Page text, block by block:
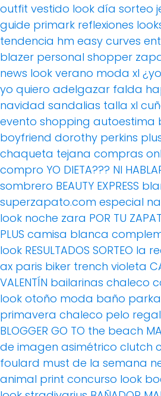
outfit vestido look día sorteo
guide primark reflexiones
tendencia hm easy curves
blazer personal shopper
news look verano moda xl
yo quiero adelgazar falda
navidad sandalias talla xl
evento shopping autoestima
boyfriend dorothy perkins
chaqueta tejana compras
compro YO DIETA??? NI
sombrero BEAUTY EXPRESS
superzapato.com especial
look noche zara POR TU
PLUS camisa blanca
look RESULTADOS SORTEO la
ax paris biker trench violeta
VALENTÍN bailarinas chaleco
look otoño moda baño parka
primavera chaleco pelo
BLOGGER GO TO the beach
de imagen asimétrico clutch
foulard must de la semana
animal print concurso look